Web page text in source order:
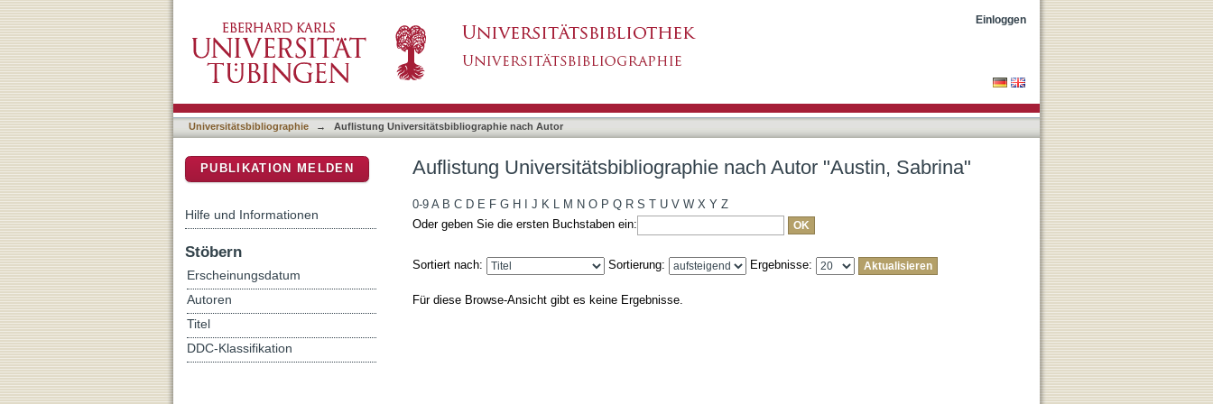
Einloggen
Universitätsbibliographie → Auflistung Universitätsbibliographie nach Autor
Auflistung Universitätsbibliographie nach Autor "Austin, Sabrina"
0-9 A B C D E F G H J K L M N O P Q R S T U V W X Y Z
Oder geben Sie die ersten Buchstaben ein:
Sortiert nach: Sortierung: Ergebnisse:
Für diese Browse-Ansicht gibt es keine Ergebnisse.
PUBLIKATION MELDEN
Hilfe und Informationen
Stöbern
Erscheinungsdatum
Autoren
Titel
DDC-Klassifikation